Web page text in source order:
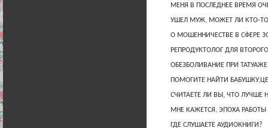
МЕНЯ В ПОСЛЕДНЕЕ ВРЕМЯ
УШЕЛ МУЖ, МОЖЕТ ЛИ КТО-ТО
О МОШЕННИЧЕСТВЕ В СФЕРЕ
РЕПРОДУКТОЛОГ ДЛЯ
ОБЕЗБОЛИВАНИЕ ПРИ
ПОМОГИТЕ НАЙТИ
СЧИТАЕТЕ ЛИ ВЫ, ЧТО ЛУЧШЕ
МНЕ КАЖЕТСЯ, ЭПОХА
ГДЕ СЛУШАЕТЕ АУДИОКНИГИ?